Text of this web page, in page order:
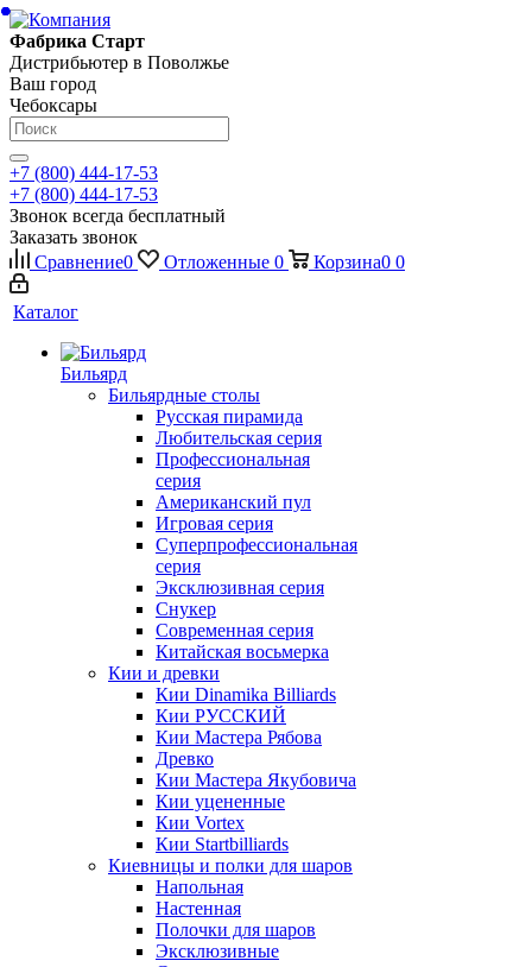
Фабрика Старт
Дистрибьютер в Поволжье
Ваш город
Чебоксары
+7 (800) 444-17-53
+7 (800) 444-17-53
Звонок всегда бесплатный
Заказать звонок
Сравнение0 Отложенные 0 Корзина0 0
Каталог
Бильярд
Бильярдные столы
Русская пирамида
Любительская серия
Профессиональная
серия
Американский пул
Игровая серия
Суперпрофессиональная
серия
Эксклюзивная серия
Снукер
Современная серия
Китайская восьмерка
Кии и древки
Кии Dinamika Billiards
Кии РУССКИЙ
Кии Мастера Рябова
Древко
Кии Мастера Якубовича
Кии уцененные
Кии Vortex
Кии Startbilliards
Киевницы и полки для шаров
Напольная
Настенная
Полочки для шаров
Эксклюзивные